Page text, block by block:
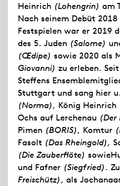
Heinrich (Lohengrin) am
Nach seinem Debüt
Festspielen war er 2019
des 5. Juden (Salome)
(Œdipe) sowie 2020 als
Giovanni) zu erleben.
Steffens
Stuttgart und sang hier
(Norma), König Heinrich
Ochs auf Lerchenau (Der
Pimen (BORIS), Komtur
Fasolt (Das Rheingold),
(Die Zauberflöte)
und Fafner (Siegfried).
Freischütz), als